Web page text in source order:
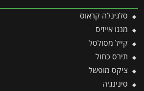
סלגינלה קראוס
מנגו אייזיס
קייל מסולסל
תירס כחול
ציקס מופשל
סינינגיה